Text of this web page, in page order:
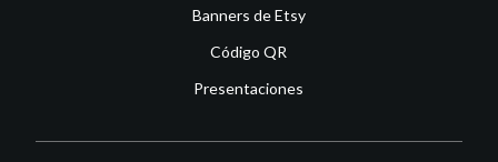
Banners de Etsy
Código QR
Presentaciones